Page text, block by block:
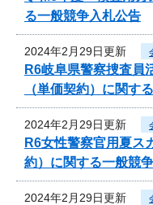
る一般競争入札公告
2024年2月29日更新
R6岐阜県警察捜査員
（単価契約）に関す
2024年2月29日更新
R6女性警察官用夏ス
約）に関する一般競
2024年2月29日更新